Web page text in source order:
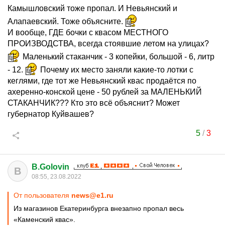
Камышловский тоже пропал. И Невьянский и
Алапаевский. Тоже объясните.
И вообще, ГДЕ бочки с квасом МЕСТНОГО
ПРОИЗВОДСТВА, всегда стоявшие летом на улицах?
Маленький стаканчик - 3 копейки, большой - 6, литр
- 12.
Почему их место заняли какие-то лотки с
кеглями, где тот же Невьянский квас продаётся по
ахеренно-конской цене - 50 рублей за МАЛЕНЬКИЙ
СТАКАНЧИК??? Кто это всё объяснит? Может
губернатор Куйвашев?
5/3
B B.Golovin
08:55, 23.08.2022
От пользователя news@e1.ru
Из магазинов Екатеринбурга внезапно пропал весь
«Каменский квас».